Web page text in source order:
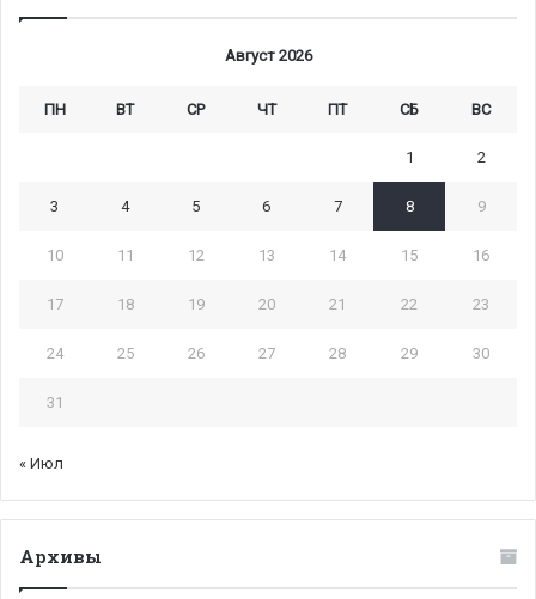
Август 2026
ПН ВТ СР ЧТ ПТ СБ ВС
1 2
3 4 5 6 7 8 9
10 11 12 13 14 15 16
17 18 19 20 21 22 23
24 25 26 27 28 29 30
31
« Июл
Архивы